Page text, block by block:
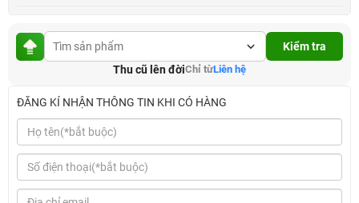
Kiểm tra
Thu cũ lên đờiChỉ từLiên hệ
ĐĂNG KÍ NHẬN THÔNG TIN KHI CÓ HÀNG